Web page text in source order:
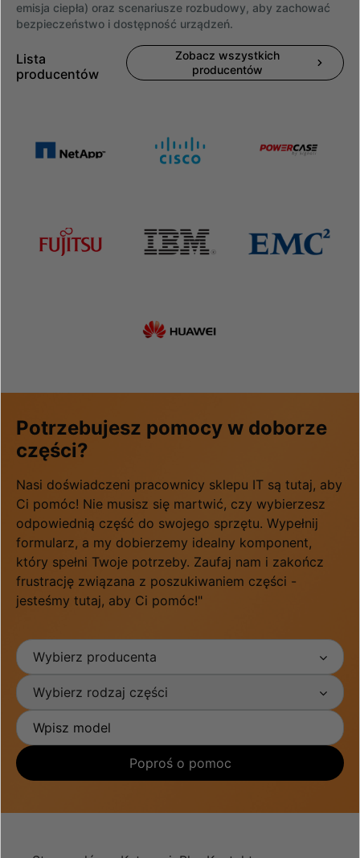
emisja ciepła) oraz scenariusze rozbudowy, aby zachować
bezpieczeństwo i dostępność urządzeń.
Lista
producentów
Zobacz wszystkich
producentów
Potrzebujesz pomocy w doborze
części?
Nasi doświadczeni pracownicy sklepu IT są tutaj, aby
Ci pomóc! Nie musisz się martwić, czy wybierzesz
odpowiednią część do swojego sprzętu. Wypełnij
formularz, a my dobierzemy idealny komponent,
który spełni Twoje potrzeby. Zaufaj nam i zakończ
frustrację związana z poszukiwaniem części -
jesteśmy tutaj, aby Ci pomóc!"
Wybierz producenta
Wybierz rodzaj części
Poproś o pomoc